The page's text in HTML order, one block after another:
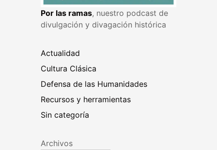
Por las ramas, nuestro podcast de
divulgación y divagación histórica
Actualidad
Cultura Clásica
Defensa de las Humanidades
Recursos y herramientas
Sin categoría
Archivos